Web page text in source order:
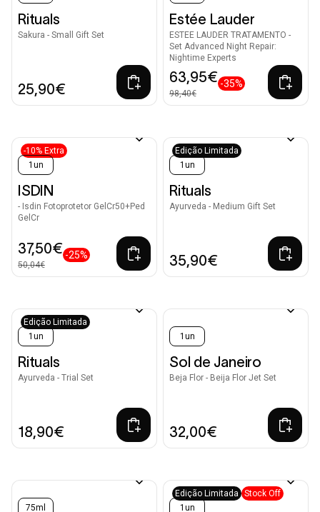
Rituals
Sakura - Small Gift Set
25,90€
Estée Lauder
ESTEE LAUDER TRATAMENTO -
Set Advanced Night Repair:
Nightime Experts
63,95€
98,40€
-35%
-10% Extra
1un
ISDIN
- Isdin Fotoprotetor GelCr50+Ped
GelCr
37,50€
50,04€
-25%
Edição Limitada
1un
Rituals
Ayurveda - Medium Gift Set
35,90€
Edição Limitada
1un
Rituals
Ayurveda - Trial Set
18,90€
1un
Sol de Janeiro
Beja Flor - Beija Flor Jet Set
32,00€
75ml
Edição Limitada
Stock Off
1un